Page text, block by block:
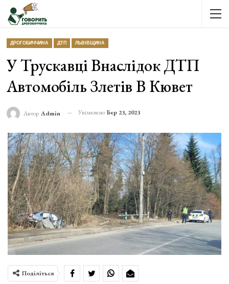
ДРОГОБИЧЧИНА ДТП ЛЬВІВЩИНА
У Трускавці Внаслідок ДТП
Автомобіль Злетів В Кювет
Автор Admin Увімкнено Бер 23, 2023
Поділіться